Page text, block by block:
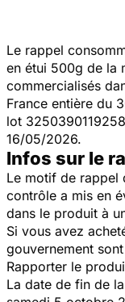
Le rappel
en étui 500g de la
commercialisés
France entière du
lot
16/05/2026.
Infos sur le
Le motif de rappel
contrôle a mis en
dans le produit à
Si vous avez
gouvernement
Rapporter le
La date de fin de